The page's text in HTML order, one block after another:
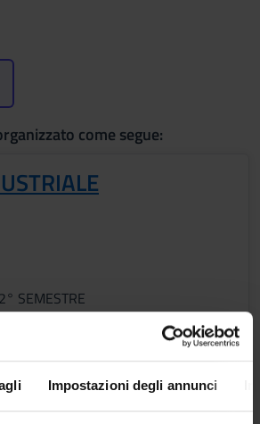
Impostazioni degli annunci
come segue:
SEMESTRE
Graziano Maranelli